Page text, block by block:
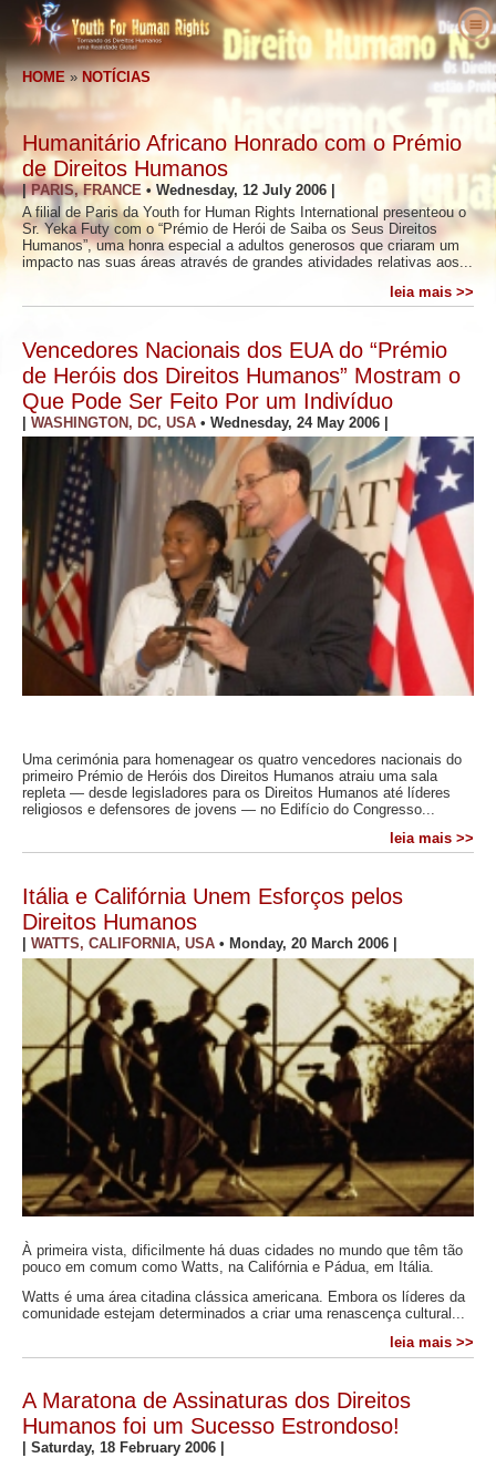
Sobre Nós
O que é a Youth for Human Rights?
História da Youth for Human Rights
Staff Executivo
Conselho Consultivo
Colaboradores da YHRI
Proclamações e Reconhecimentos
Comendações
O que são os Direitos Humanos
Os Antecedentes dos Direitos Humanos
A Declaração Universal dos Direitos do
Homem
Professores
Bem–vindo
Detalhes do Pacote Educativo
Resultados de Professores
Currículo dos Direitos Humanos
Programas do Professor
Implementação do Programa
Entre em Ação
Envolva–se
Petição
Filiações e Donativos
Grupos
Competições
Vozes pelos Direitos Humanos
Defensores dos Direitos Humanos
Organizações de Direitos Humanos
Violações dos Direitos Humanos
Notícias
Encomenda
Contacto
HOME» NOTÍCIAS
Humanitário Africano Honrado com o Prémio
de Direitos Humanos
|PARIS, FRANCE • Wednesday, 12 July 2006
A filial de Paris da Youth for Human Rights International presenteou o
Sr. Yeka Futy com o “Prémio de Herói de Saiba os Seus Direitos
Humanos”, uma honra especial a adultos generosos que criaram um
impacto nas suas áreas através de grandes atividades relativas aos...
leia mais >>
Vencedores Nacionais dos EUA do “Prémio
de Heróis dos Direitos Humanos” Mostram o
Que Pode Ser Feito Por um Indivíduo
WASHINGTON, DC, USA • Wednesday, 24 May 2006
Uma cerimónia para homenagear os quatro vencedores nacionais do
primeiro Prémio de Heróis dos Direitos Humanos atraiu uma sala
repleta — desde legisladores para os Direitos Humanos até líderes
religiosos e defensores de jovens — no Edifício do Congresso...
leia mais >>
Itália e Califórnia Unem Esforços pelos
Direitos Humanos
WATTS, CALIFORNIA, USA • Monday, 20 March 2006
À primeira vista, dificilmente há duas cidades no mundo que têm tão
pouco em comum como Watts, na Califórnia e Pádua, em Itália.
Watts é uma área citadina clássica americana. Embora os líderes da
comunidade estejam determinados a criar uma renascença cultural...
leia mais >>
A Maratona de Assinaturas dos Direitos
Humanos foi um Sucesso Estrondoso!
Saturday, 18 February 2006